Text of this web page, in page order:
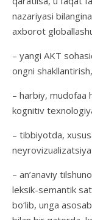
nazariyasi
axborot
– yangi AKT
ongni
– harbiy, mudofaa
kognitiv
– tibbiyotda,
– an’anaviy
leksik-semantik
bo‘lib, unga